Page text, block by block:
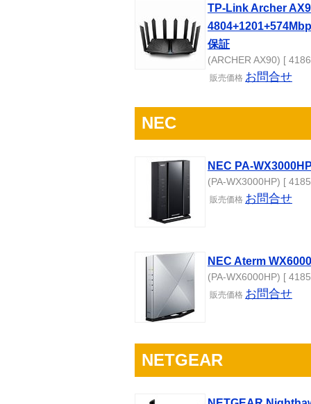
TP-Link Archer
保証
(ARCHER AX90) [
販売価格 お問合せ
NEC
NEC PA-
(PA-WX3000HP) [
販売価格 お問合せ
NEC Aterm
(PA-WX6000HP) [
販売価格 お問合せ
NETGEAR